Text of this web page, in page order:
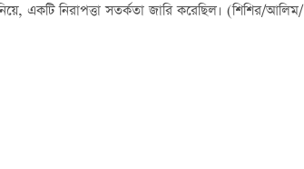
একটি নিরাপত্তা সতর্কতা জারি করেছিল। (শিশির/আলিম/